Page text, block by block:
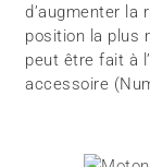
d’augmenter la
position la plus
peut être fait à
accessoire